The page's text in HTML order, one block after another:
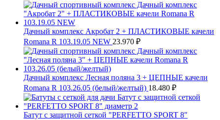
Дачный комплекс Акробат 2 + ПЛАСТИКОВЫЕ качели
Romana R 103.19.05 NEW 23.970 ₽
Дачный комплекс Лесная поляна 3 + ЦЕПНЫЕ качели
Romana R 103.26.05 (белый/желтый) 18.480 ₽
Батут с защитной сеткой "PERFETTO SPORT 8"